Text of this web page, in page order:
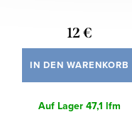
12 €
IN DEN WARENKORB
Auf Lager47,1 lfm